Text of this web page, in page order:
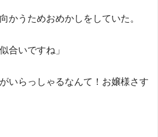
かうためおめかしをしていた。
合いですね」
いらっしゃるなんて！お嬢様さす